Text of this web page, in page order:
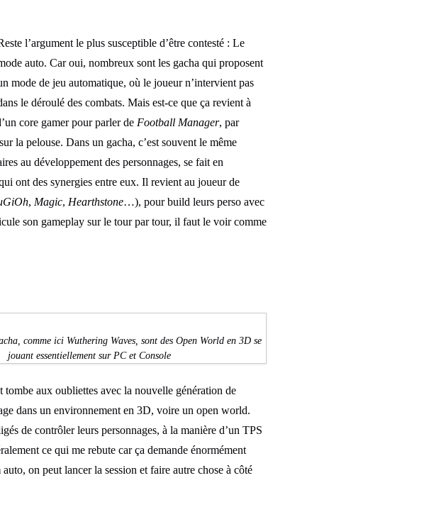
l’argument le plus susceptible d’être contesté : Le
auto. Car oui, nombreux sont les gacha qui proposent
mode de jeu automatique, où le joueur n’intervient pas
le déroulé des combats. Mais est-ce que ça revient à
core gamer pour parler de Football Manager, par
la pelouse. Dans un gacha, c’est souvent le même
au développement des personnages, se fait en
ont des synergies entre eux. Il revient au joueur de
, Magic, Hearthstone…), pour build leurs perso avec
son gameplay sur le tour par tour, il faut le voir comme
comme ici Wuthering Waves, sont des Open World en 3D se
jouant essentiellement sur PC et Console
aux oubliettes avec la nouvelle génération de
dans un environnement en 3D, voire un open world.
de contrôler leurs personnages, à la manière d’un TPS
ce qui me rebute car ça demande énormément
on peut lancer la session et faire autre chose à côté